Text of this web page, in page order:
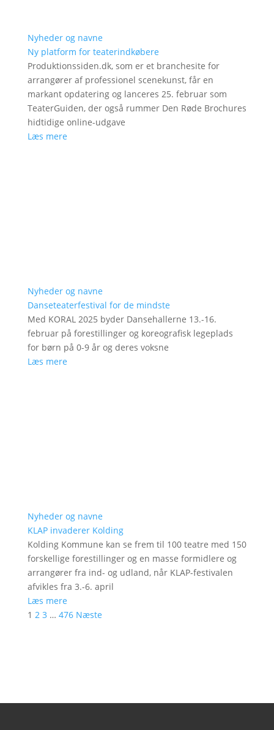
Nyheder og navne
Ny platform for teaterindkøbere
Produktionssiden.dk, som er et branchesite for
arrangører af professionel scenekunst, får en
markant opdatering og lanceres 25. februar som
TeaterGuiden, der også rummer Den Røde Brochures
hidtidige online-udgave
Læs mere
Nyheder og navne
Danseteaterfestival for de mindste
Med KORAL 2025 byder Dansehallerne 13.-16.
februar på forestillinger og koreografisk legeplads
for børn på 0-9 år og deres voksne
Læs mere
Nyheder og navne
KLAP invaderer Kolding
Kolding Kommune kan se frem til 100 teatre med 150
forskellige forestillinger og en masse formidlere og
arrangører fra ind- og udland, når KLAP-festivalen
afvikles fra 3.-6. april
Læs mere
1 2 3 … 476 Næste